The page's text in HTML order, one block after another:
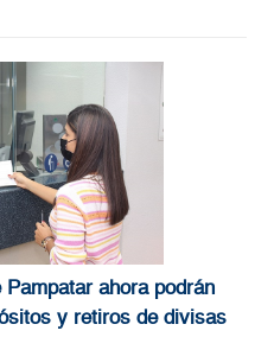
ahora podrán
y retiros de divisas